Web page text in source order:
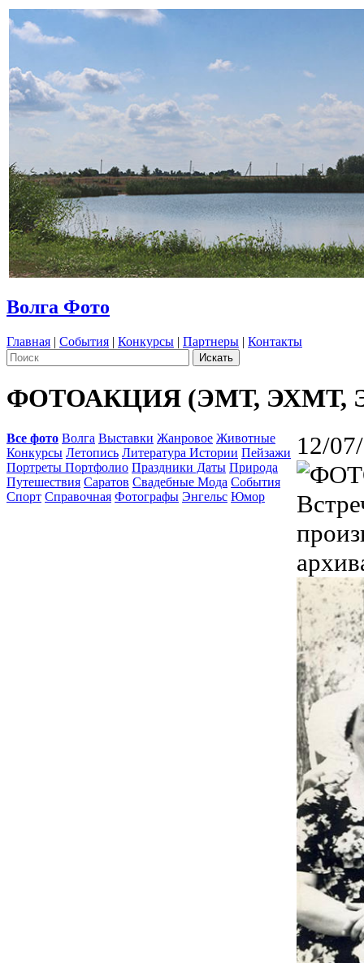
Волга Фото
Главная | События | Конкурсы | Партнеры | Контакты
ФОТОАКЦИЯ (ЭМТ, ЭХМТ,
Все фото Волга Выставки Жанровое Животные
Конкурсы Летопись Литература Истории Пейзажи
Портреты Портфолио Праздники Даты Природа
Путешествия Саратов Свадебные Мода События
Спорт Справочная Фотографы Энгельс Юмор
12/